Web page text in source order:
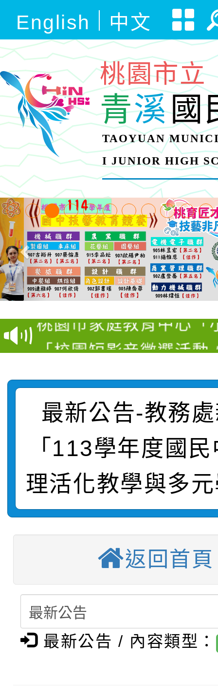
English 中文
桃園市立
青溪國
TAOYUAN
I JUNIOR HIGH
【甄選結果(第11招)】
學年度第1學期第7次代
結果(第11招)
【甄選結果(第3招)】
學年度第1學期第9次代
結果(第3招)
桃園市家庭教育中心「
程資訊」、「暑期親子
絕-親子共學同樂會」
站幸福系列講座及成長
報，惠請貴機關(學校)
宣導。
「校園短影音徵選活動
踴躍報名參加
115學年度新生補報到
結果
【甄選結果(第10招)】
學年度第1學期第7次
結果(第10招)
【甄選結果(第2招)】
學年度第1學期第9次代
結果(第2招)
轉知：本市公務人員協
9月16日本府B2大禮堂
1次會員大會暨第7屆會
推動社區運動俱樂部營
計畫」1 份，請踴躍報
權責核予出席人員公(
【甄選結果(第11招)】
學年度第1學期第7次
結果(第11招)
【甄選結果(第3招)】
學年度第1學期第9次代
結果(第3招)
桃園市家庭教育中心「
程資訊」、「暑期親子
「祖孫樂淘桃」、「愛
「校園短影音徵選活動
員」簡章及活動海報，
115學年度新生訓練注
最新公告-教務
「113學年度國
理活化教學與多
返回首頁
最新公告 / 內容類型：